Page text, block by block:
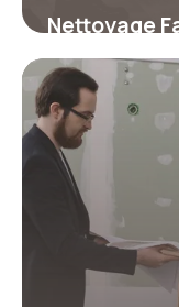
Nettoyage
2026
17 juillet 2026